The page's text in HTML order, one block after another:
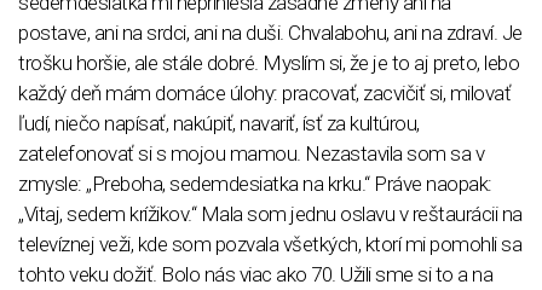
postave, ani na srdci, ani na duši. Chvalabohu, ani na zdraví. Je
trošku horšie, ale stále dobré. Myslím si, že je to aj preto, lebo
každý deň mám domáce úlohy: pracovať, zacvičiť si, milovať
ľudí, niečo napísať, nakúpiť, navariť, ísť za kultúrou,
zatelefonovať si s mojou mamou. Nezastavila som sa v
zmysle: „Preboha, sedemdesiatka na krku.“ Práve naopak:
„Vitaj, sedem krížikov.“ Mala som jednu oslavu v reštaurácii na
televíznej veži, kde som pozvala všetkých, ktorí mi pomohli sa
tohto veku dožiť. Bolo nás viac ako 70. Užili sme si to a na